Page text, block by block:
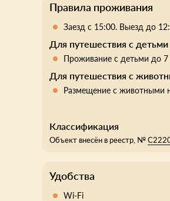
Правила проживания
Заезд с 15:00. Выезд до
Для путешествия с детьми
Проживание с детьми до 7
Для путешествия с
Размещение с животными
Классификация
Объект внесён в реестр, №
Удобства
Wi-Fi